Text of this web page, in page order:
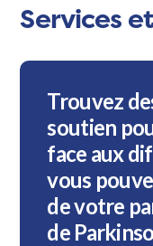
Services
Trouvez
soutien
face aux
vous
de votre
de